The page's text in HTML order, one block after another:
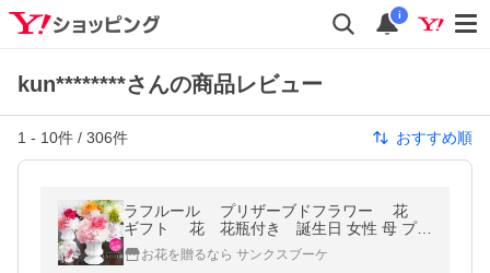
i
kun********さんの商品レビュー
1 - 10件 / 306件 おすすめ順
ラフルール プリザーブドフラワー 花
ギフト 花 花瓶付き 誕生日 女性 母 プレ
ゼント お返し ミニアレンジ 退職祝い ラフル
ール 祝い 結婚祝い
お花を贈るなら サンクスブーケ